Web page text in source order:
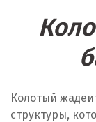
Колотый
структуры,